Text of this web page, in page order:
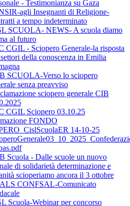
- Testimonianza su Gaza
agli Insegnanti di Religione-
a tempo indeterminato
SCUOLA- NEWS- A scuola diamo
al futuro
CGIL - Sciopero Generale-la risposta
della conoscenza in Emilia
SCUOLA-Verso lo sciopero
senza preavviso
sciopero generale CIB
CGIL Sciopero 03.10.25
FONDO
14-10-25
Scuola - Dalle scuole un nuovo
di solidarietà determinazione e
scioperiamo ancora il 3 ottobre
CONFSAL-Comunicato
Scuola-Webinar per concorso